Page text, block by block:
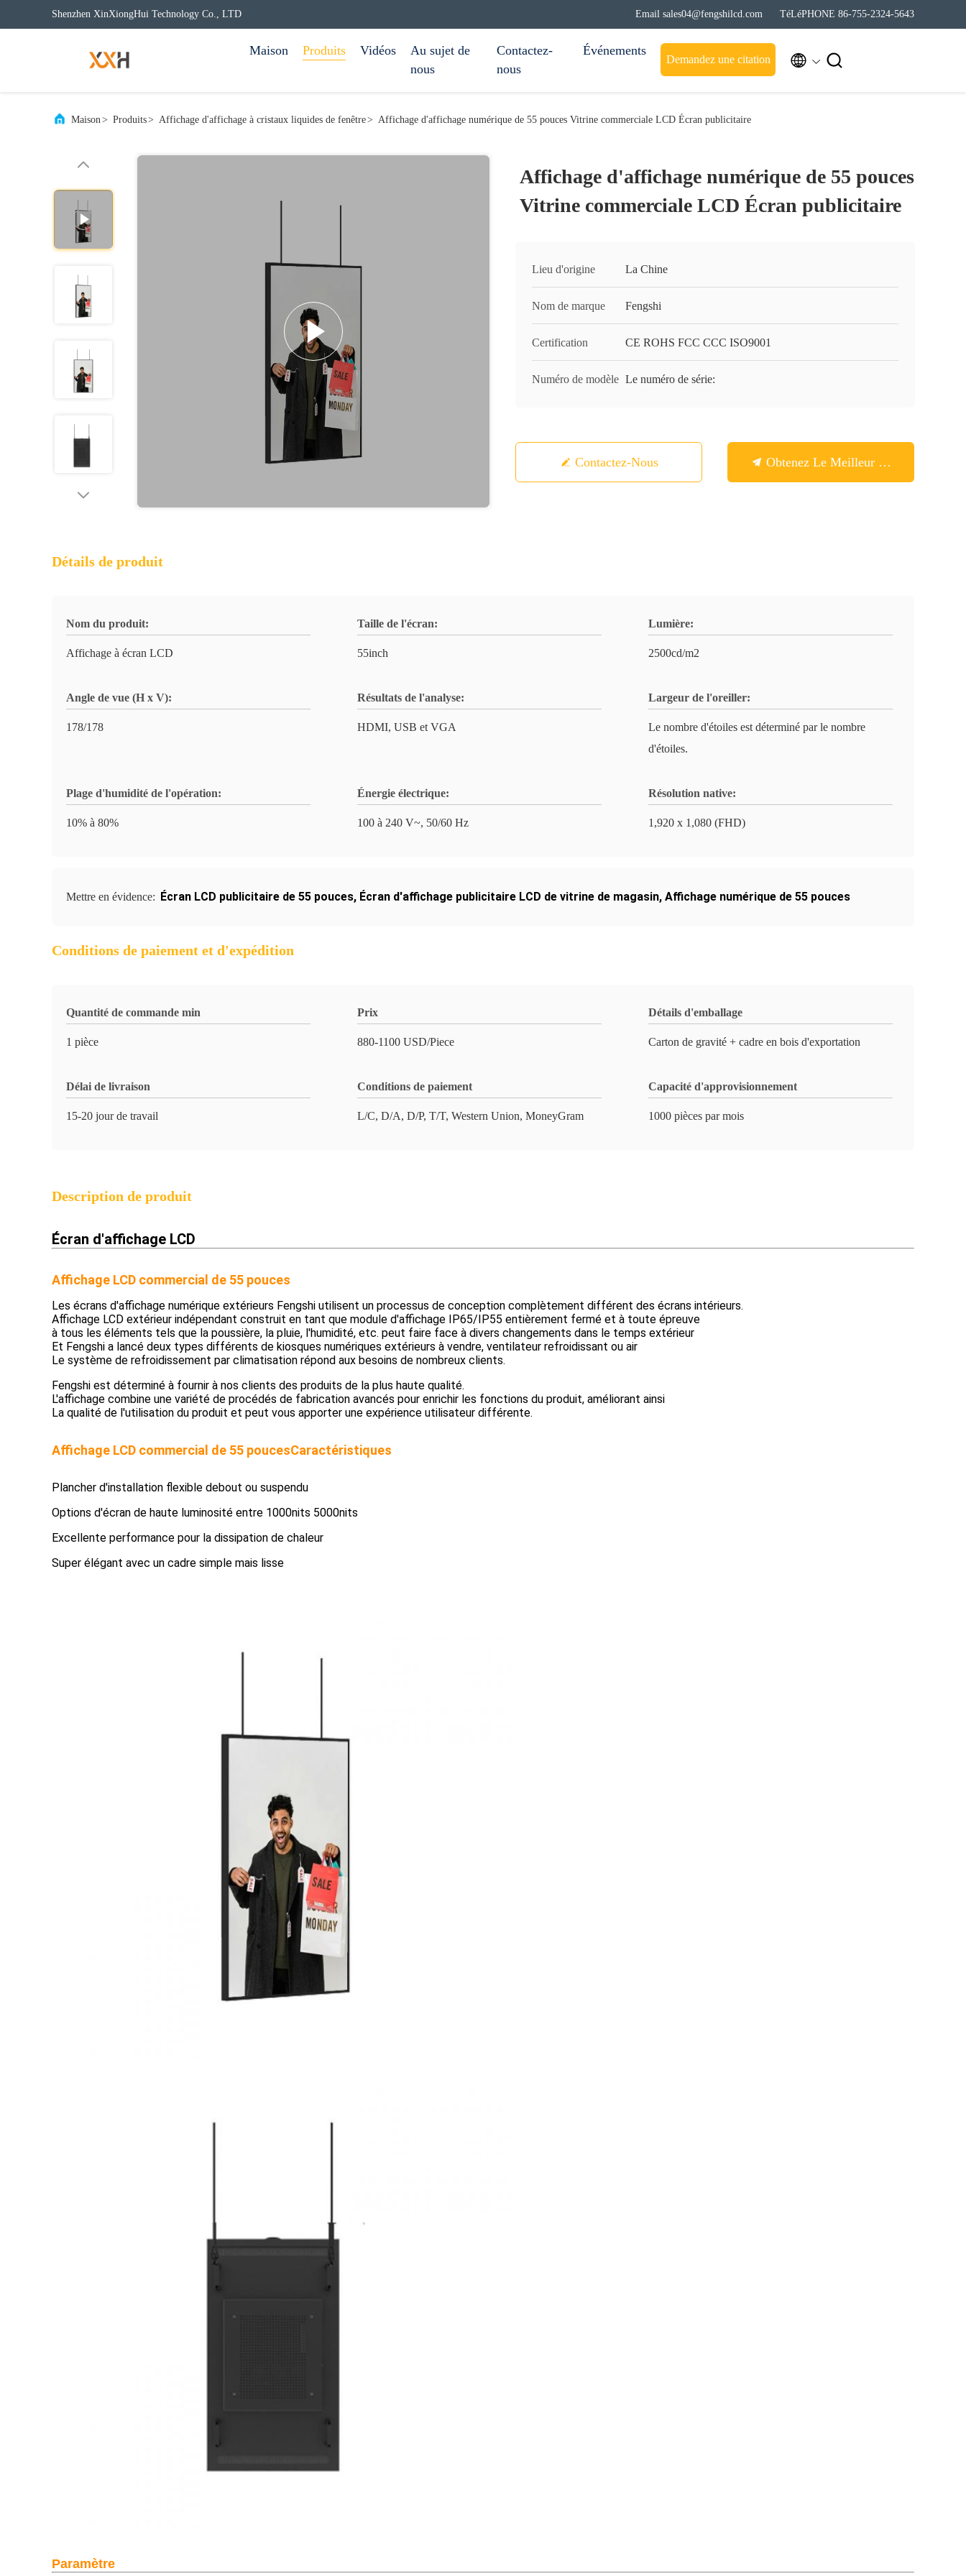
Shenzhen XinXiongHui Technology Co., LTD Email sales04@fengshilcd.com TéLéPHONE 86-755-2324-5643
Maison Produits Vidéos
Au sujet de
nous
Contactez-
nous
Événements
Demandez une citation  
Maison> Produits> Affichage d'affichage à cristaux liquides de fenêtre> Affichage d'affichage numérique de 55 pouces Vitrine commerciale LCD Écran publicitaire
Affichage d'affichage numérique de 55 pouces
Vitrine commerciale LCD Écran publicitaire
Lieu d'origine La Chine
Nom de marque Fengshi
Certification CE ROHS FCC CCC ISO9001
Numéro de modèle Le numéro de série:
Contactez-Nous Obtenez Le Meilleur Prix
Détails de produit
Nom du produit:
Affichage à écran LCD
Taille de l'écran:
55inch
Lumière:
2500cd/m2
Angle de vue (H x V):
178/178
Résultats de l'analyse:
HDMI, USB et VGA
Largeur de l'oreiller:
Le nombre d'étoiles est déterminé par le nombre
d'étoiles.
Plage d'humidité de l'opération:
10% à 80%
Énergie électrique:
100 à 240 V~, 50/60 Hz
Résolution native:
1,920 x 1,080 (FHD)
Mettre en évidence: Écran LCD publicitaire de 55 pouces, Écran d'affichage publicitaire LCD de vitrine de magasin, Affichage numérique de 55 pouces
Conditions de paiement et d'expédition
Quantité de commande min
1 pièce
Prix
880-1100 USD/Piece
Détails d'emballage
Carton de gravité + cadre en bois d'exportation
Délai de livraison
15-20 jour de travail
Conditions de paiement
L/C, D/A, D/P, T/T, Western Union, MoneyGram
Capacité d'approvisionnement
1000 pièces par mois
Description de produit
Écran d'affichage LCD
Affichage LCD commercial de 55 pouces
Les écrans d'affichage numérique extérieurs Fengshi utilisent un processus de conception complètement différent des écrans intérieurs.
Affichage LCD extérieur indépendant construit en tant que module d'affichage IP65/IP55 entièrement fermé et à toute épreuve
à tous les éléments tels que la poussière, la pluie, l'humidité, etc. peut faire face à divers changements dans le temps extérieur
Et Fengshi a lancé deux types différents de kiosques numériques extérieurs à vendre, ventilateur refroidissant ou air
Le système de refroidissement par climatisation répond aux besoins de nombreux clients.
Fengshi est déterminé à fournir à nos clients des produits de la plus haute qualité.
L'affichage combine une variété de procédés de fabrication avancés pour enrichir les fonctions du produit, améliorant ainsi
La qualité de l'utilisation du produit et peut vous apporter une expérience utilisateur différente.
Affichage LCD commercial de 55 poucesCaractéristiques
Plancher d'installation flexible debout ou suspendu
Options d'écran de haute luminosité entre 1000nits 5000nits
Excellente performance pour la dissipation de chaleur
Super élégant avec un cadre simple mais lisse
Paramètre